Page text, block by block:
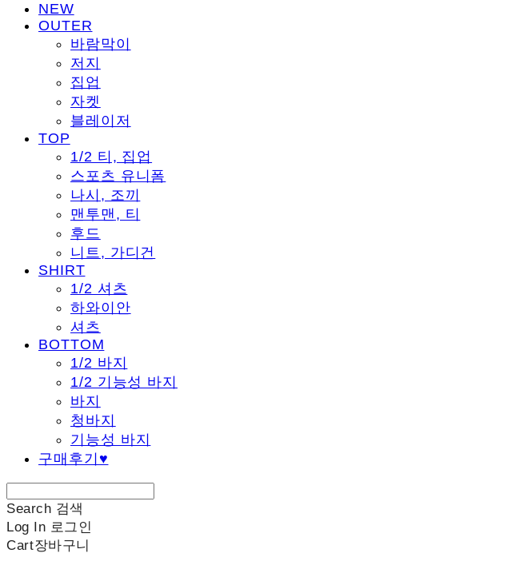
NEW
OUTER
바람막이
저지
집업
자켓
블레이저
TOP
1/2 티, 집업
스포츠 유니폼
나시, 조끼
맨투맨, 티
후드
니트, 가디건
SHIRT
1/2 셔츠
하와이안
셔츠
BOTTOM
1/2 바지
1/2 기능성 바지
바지
청바지
기능성 바지
구매후기♥
Search 검색
Log In 로그인
Cart장바구니